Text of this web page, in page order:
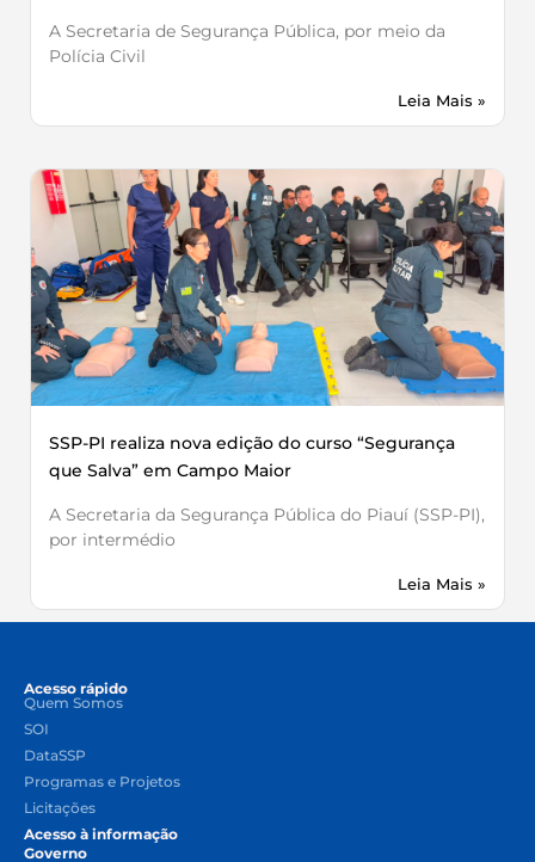
A Secretaria de Segurança Pública, por meio da
Polícia Civil
Leia Mais »
SSP-PI realiza nova edição do curso “Segurança
que Salva” em Campo Maior
A Secretaria da Segurança Pública do Piauí (SSP-PI),
por intermédio
Leia Mais »
Acesso rápido
Quem Somos
SOI
DataSSP
Programas e Projetos
Licitações
Acesso à informação
Governo